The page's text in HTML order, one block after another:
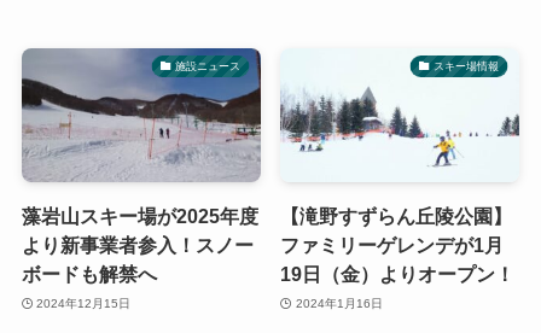
施設ニュース
藻岩山スキー場が2025年度
より新事業者参入！スノー
ボードも解禁へ
2024年12月15日
スキー場情報
【滝野すずらん丘陵公園】
ファミリーゲレンデが1月
19日（金）よりオープン！
2024年1月16日